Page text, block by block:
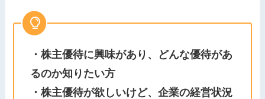
・株主優待に興味があり、どんな優待があ
るのか知りたい方
・株主優待が欲しいけど、企業の経営状況